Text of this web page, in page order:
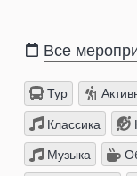
Все
Тур
Классика
Музыка